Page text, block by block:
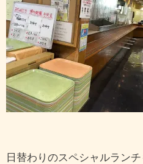
日替わりのスペシャルラン